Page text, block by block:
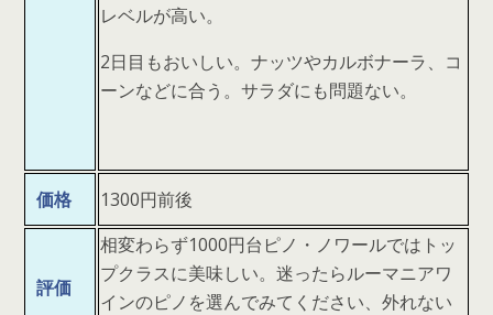
レベルが高い。
2日目もおいしい。ナッツやカルボナーラ、コ
ーンなどに合う。サラダにも問題ない。
価格 1300円前後
評価
相変わらず1000円台ピノ・ノワールではトッ
プクラスに美味しい。迷ったらルーマニアワ
インのピノを選んでみてください、外れない